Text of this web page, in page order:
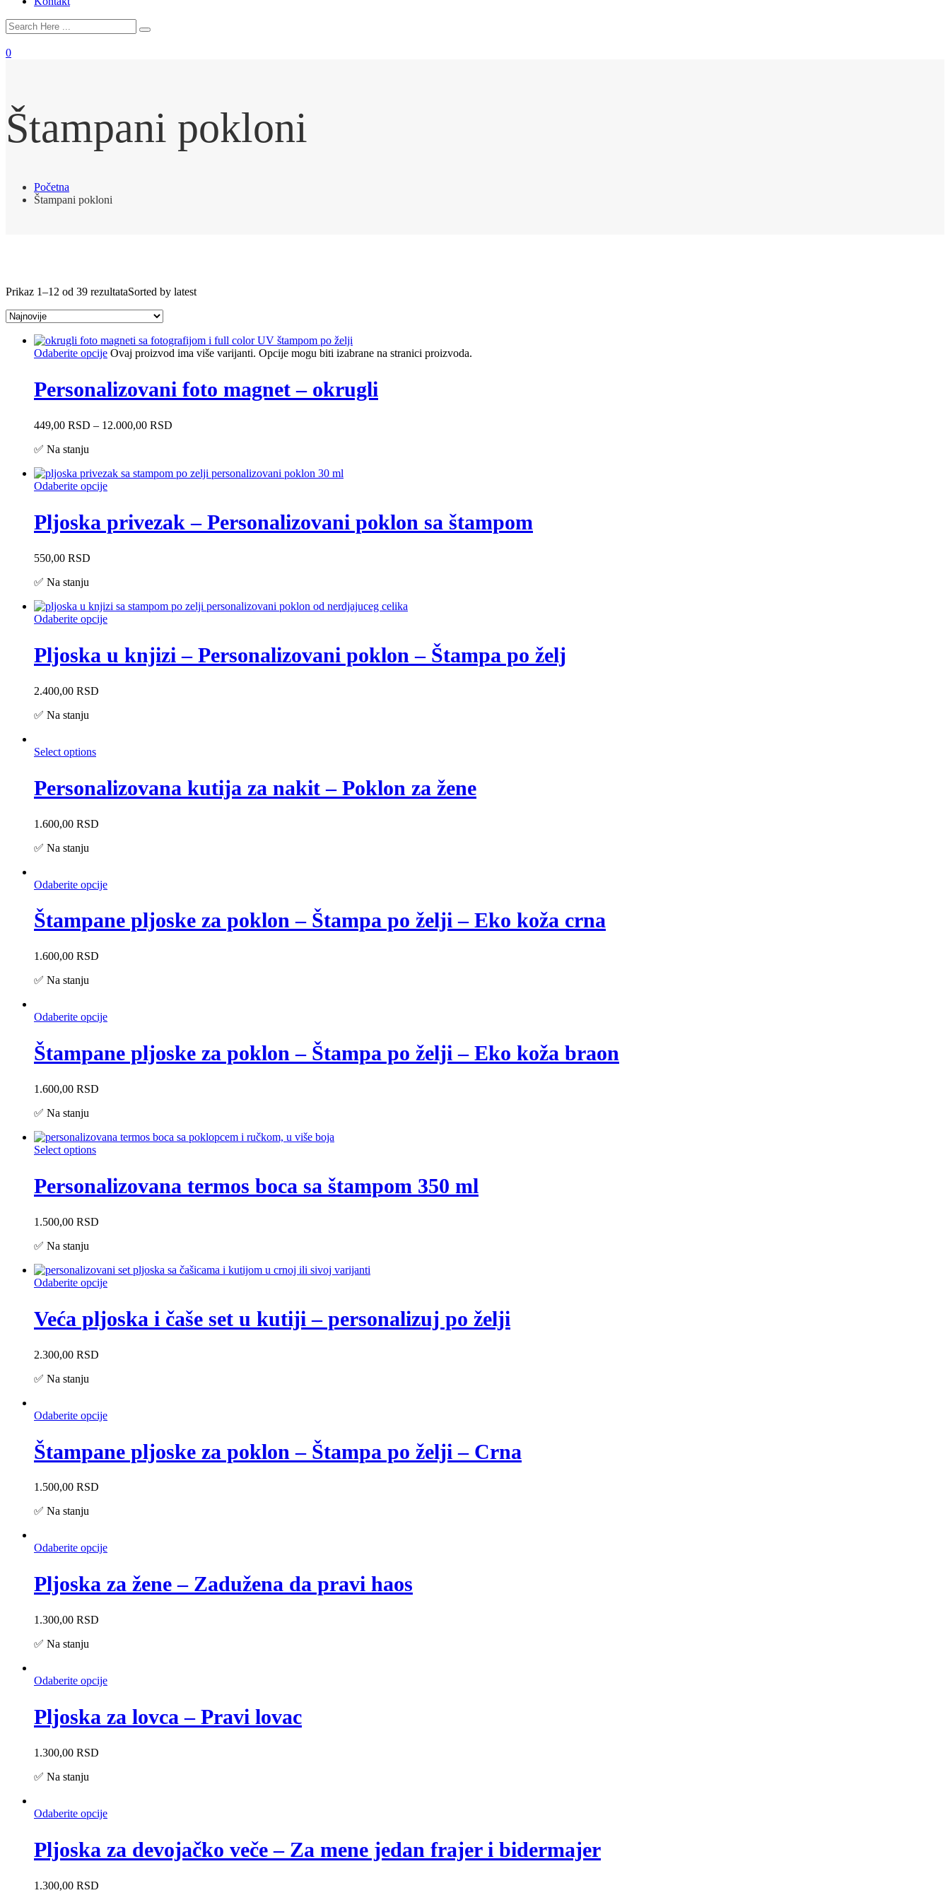
0
Štampani pokloni
Početna
Štampani pokloni
Prikaz 1–12 od 39 rezultataSorted by latest
Odaberite opcije Ovaj proizvod ima više varijanti. Opcije mogu biti izabrane na stranici proizvoda.
Personalizovani foto magnet – okrugli
449,00 RSD – 12.000,00 RSD
✅ Na stanju
Odaberite opcije
Pljoska privezak – Personalizovani poklon sa štampom
550,00 RSD
✅ Na stanju
Odaberite opcije
Pljoska u knjizi – Personalizovani poklon – Štampa po želj
2.400,00 RSD
✅ Na stanju
Select options
Personalizovana kutija za nakit – Poklon za žene
1.600,00 RSD
✅ Na stanju
Odaberite opcije
Štampane pljoske za poklon – Štampa po želji – Eko koža crna
1.600,00 RSD
✅ Na stanju
Odaberite opcije
Štampane pljoske za poklon – Štampa po želji – Eko koža braon
1.600,00 RSD
✅ Na stanju
Select options
Personalizovana termos boca sa štampom 350 ml
1.500,00 RSD
✅ Na stanju
Odaberite opcije
Veća pljoska i čaše set u kutiji – personalizuj po želji
2.300,00 RSD
✅ Na stanju
Odaberite opcije
Štampane pljoske za poklon – Štampa po želji – Crna
1.500,00 RSD
✅ Na stanju
Odaberite opcije
Pljoska za žene – Zadužena da pravi haos
1.300,00 RSD
✅ Na stanju
Odaberite opcije
Pljoska za lovca – Pravi lovac
1.300,00 RSD
✅ Na stanju
Odaberite opcije
Pljoska za devojačko veče – Za mene jedan frajer i bidermajer
1.300,00 RSD